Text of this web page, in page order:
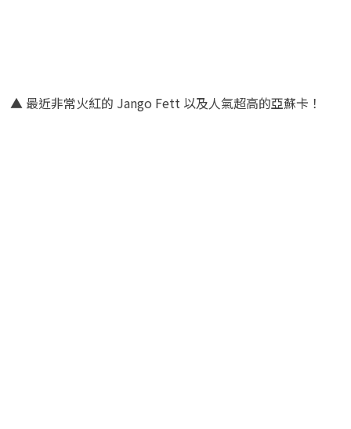
▲ 最近非常火紅的 Jango Fett 以及人氣超高的亞蘇卡！